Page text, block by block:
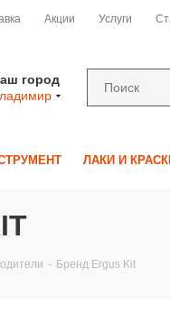
Акции Услуги
город
ЛАКИ И
- Бренд Ergus Kit